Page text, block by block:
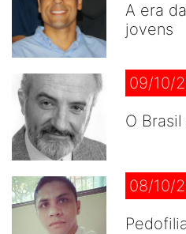
A era
jovens
09/10/
O
08/10/